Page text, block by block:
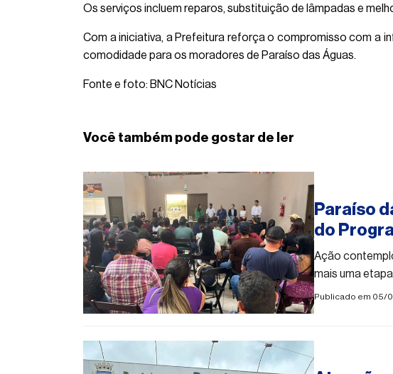
Os serviços incluem reparos, substituição de lâmpadas e
Com a iniciativa, a Prefeitura reforça o compromisso com a
comodidade para os moradores de Paraíso das Águas.
Fonte e foto: BNC Notícias
Você também pode gostar de ler
Paraíso
do
Ação
mais uma
Estado
Publicado em 05/